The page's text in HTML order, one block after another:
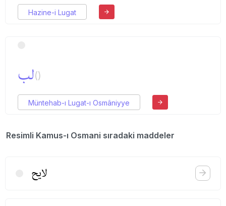
Hazine-i Lugat
لب()
Müntehab-ı Lugat-ı Osmâniyye
Resimli Kamus-ı Osmani sıradaki maddeler
لایح